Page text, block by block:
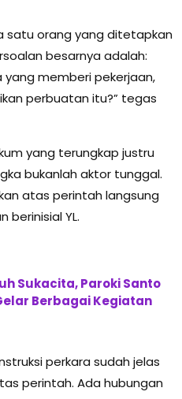
satu orang yang ditetapkan
besarnya adalah:
yang memberi pekerjaan,
perbuatan itu?” tegas
yang terungkap justru
bukanlah aktor tunggal.
atas perintah langsung
berinisial YL.
Sukacita, Paroki Santo
Berbagai Kegiatan
perkara sudah jelas
perintah. Ada hubungan